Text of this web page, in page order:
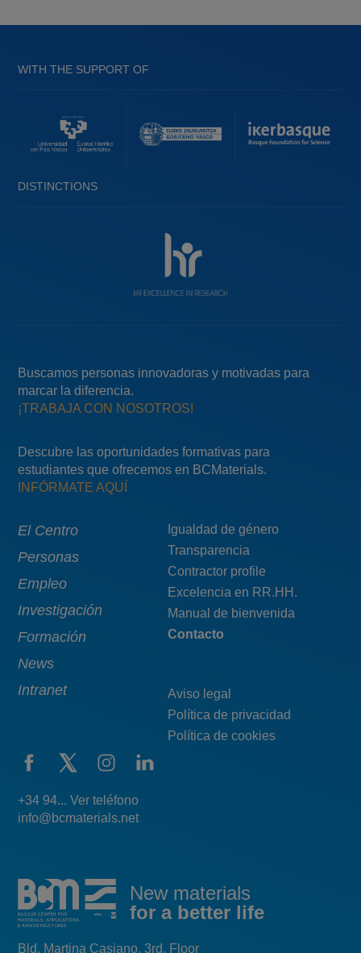
WITH THE SUPPORT OF
DISTINCTIONS
Buscamos personas innovadoras y motivadas para
marcar la diferencia.
¡TRABAJA CON NOSOTROS!
Descubre las oportunidades formativas para
estudiantes que ofrecemos en BCMaterials.
INFÓRMATE AQUÍ
Main
navigation
El Centro
Personas
Empleo
Investigación
Formación
News
Intranet
Menú
pie
top
Igualdad de género
Transparencia
Contractor profile
Excelencia en RR.HH.
Manual de bienvenida
Contacto
Aviso legal
Política de privacidad
Política de cookies
+34 94... Ver teléfono
info@bcmaterials.net
New materials
for a better life
Bld. Martina Casiano, 3rd. Floor